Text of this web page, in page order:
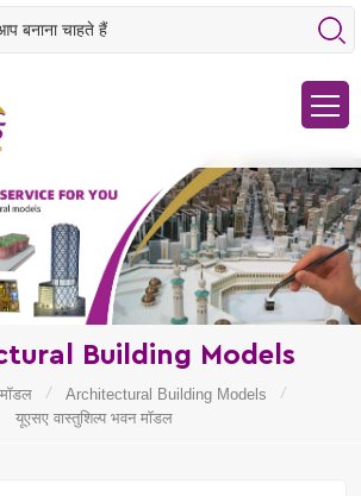
Building Models
मॉडल / Architectural Building Models
/
यूएसए वास्तुशिल्प भवन मॉडल